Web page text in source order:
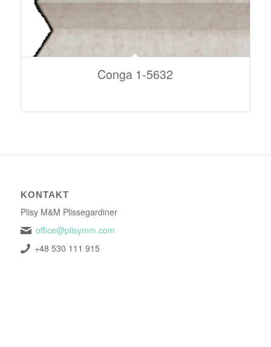
Conga 1-5632
KONTAKT
Plisy M&M Plissegardiner
office@plisymm.com
+48 530 111 915